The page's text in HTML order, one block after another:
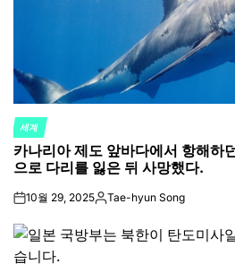
POSTED
IN
세계
카나리아 제도 앞바다에서 항해하
으로 다리를 잃은 뒤 사망했다.
on10월 29, 2025Posted
Tae-hyun Song